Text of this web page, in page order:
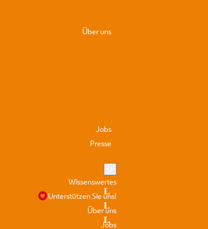
Über uns
Jobs
Presse
Wissenswertes
Unterstützen Sie uns!
Über uns
Jobs